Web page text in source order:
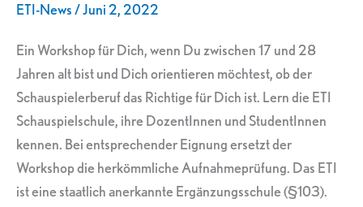
ETI-News/Juni 2, 2022
Ein Workshop für Dich, wenn Du zwischen 17 und 28
Jahren alt bist und Dich orientieren möchtest, ob der
Schauspielerberuf das Richtige für Dich ist. Lern die ETI
Schauspielschule, ihre DozentInnen und StudentInnen
kennen. Bei entsprechender Eignung ersetzt der
Workshop die herkömmliche Aufnahmeprüfung. Das ETI
ist eine staatlich anerkannte Ergänzungsschule (§103).